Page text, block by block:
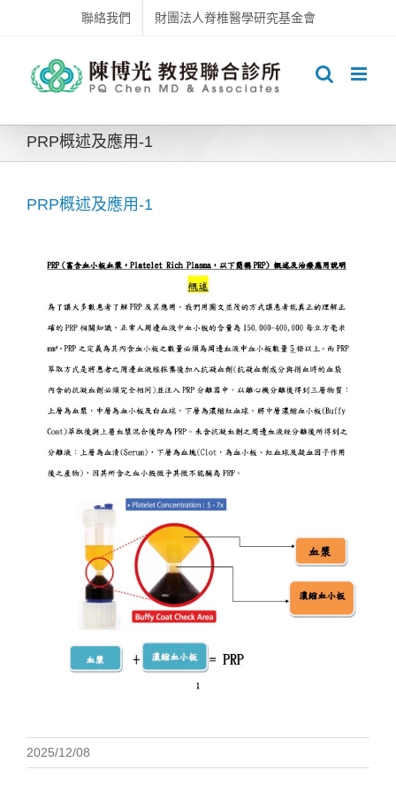
content
聯絡我們 財團法人脊椎醫學研究基金會
PRP概述及應用-1
PRP概述及應用-1
2025/12/08